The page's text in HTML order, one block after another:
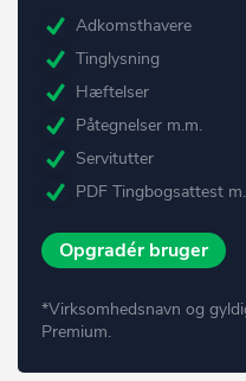
Adkomsthavere
Tinglysning
Hæftelser
Påtegnelser m.m.
Servitutter
PDF Tingbogsattest
Opgradér bruger
*Virksomhedsnavn og
Premium.